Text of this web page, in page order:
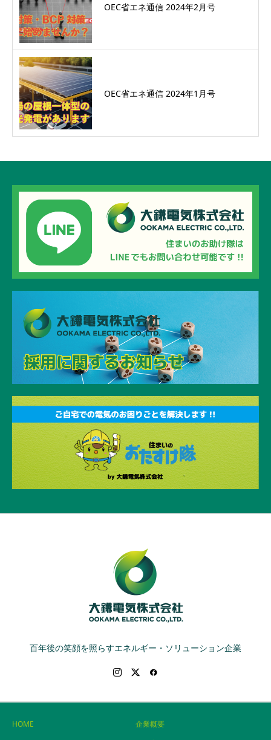
OEC省エネ通信 2024年2月号
OEC省エネ通信 2024年1月号
百年後の笑顔を照らすエネルギー・ソリューション企業
HOME
企業概要